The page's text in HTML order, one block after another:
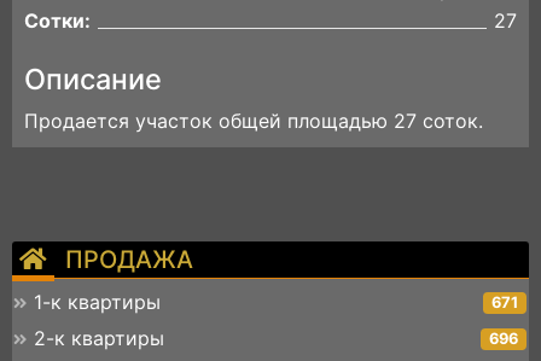
ПРОДАЖА
1-к квартиры 671
2-к квартиры 696
Сотки:
27
Описание
Продается участок общей площадью 27 соток.